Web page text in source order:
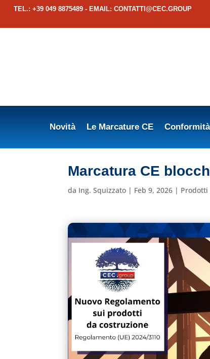
TEL.: +39 049 8875489 - EMAIL: CONTATTI@CEC.GROUP
Novità Le Marcature CE
Marcatura CE
da Ing. Squizzato | Feb 9, 2026 | Prodotti